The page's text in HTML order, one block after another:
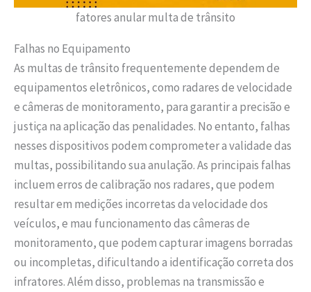
fatores anular multa de trânsito
Falhas no Equipamento
As multas de trânsito frequentemente dependem de
equipamentos eletrônicos, como radares de velocidade
e câmeras de monitoramento, para garantir a precisão e
justiça na aplicação das penalidades. No entanto, falhas
nesses dispositivos podem comprometer a validade das
multas, possibilitando sua anulação. As principais falhas
incluem erros de calibração nos radares, que podem
resultar em medições incorretas da velocidade dos
veículos, e mau funcionamento das câmeras de
monitoramento, que podem capturar imagens borradas
ou incompletas, dificultando a identificação correta dos
infratores. Além disso, problemas na transmissão e